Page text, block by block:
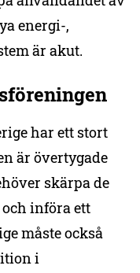
energi-,
är akut.
har ett stort
är övertygade
skärpa de
införa ett
måste också
i